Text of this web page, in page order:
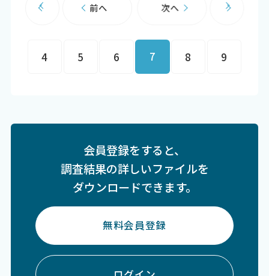
前へ
4 5 6 7 8 9
次へ
会員登録をすると、
調査結果の詳しいファイルを
ダウンロードできます。
無料会員登録